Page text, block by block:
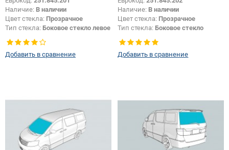
Наличие: В наличии
Цвет стекла: Прозрачное
Тип стекла: Боковое стекло левое
Добавить в сравнение
Наличие: В наличии
Цвет стекла: Прозрачное
Тип стекла: Боковое стекло
правое
Добавить в сравнение